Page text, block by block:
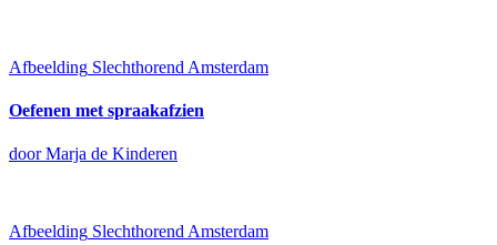
Afbeelding Slechthorend Amsterdam
Oefenen met spraakafzien
door Marja de Kinderen
Afbeelding Slechthorend Amsterdam